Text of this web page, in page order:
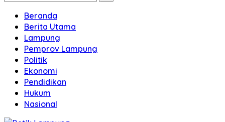
Beranda
Berita Utama
Lampung
Pemprov Lampung
Politik
Ekonomi
Pendidikan
Hukum
Nasional